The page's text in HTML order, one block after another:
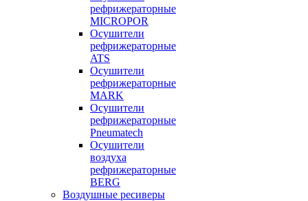
рефрижераторные
MICROPOR
Осушители
рефрижераторные
ATS
Осушители
рефрижераторные
MARK
Осушители
рефрижераторные
Pneumatech
Осушители
воздуха
рефрижераторные
BERG
Воздушные ресиверы